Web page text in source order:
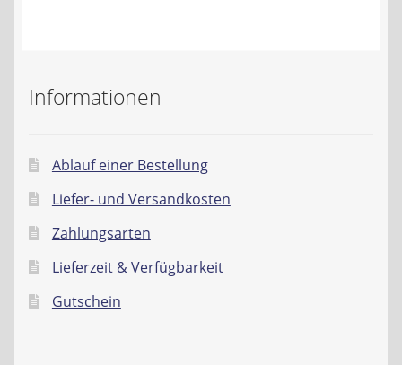
Widerrufsbelehrung
Datenschutzerklärung
Impressum
Informationen
Ablauf einer Bestellung
Liefer- und Versandkosten
Zahlungsarten
Lieferzeit & Verfügbarkeit
Gutschein